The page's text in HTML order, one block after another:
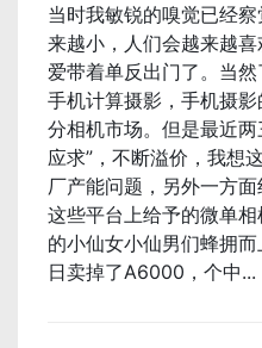
当时我敏锐的嗅觉已经
来越小，人们会越来越
爱带着单反出门了。当
手机计算摄影，手机摄
分相机市场。但是最近
应求”，不断溢价，我想
厂产能问题，另外一方
这些平台上给予的微单
的小仙女小仙男们蜂拥
日卖掉了A6000，个中...